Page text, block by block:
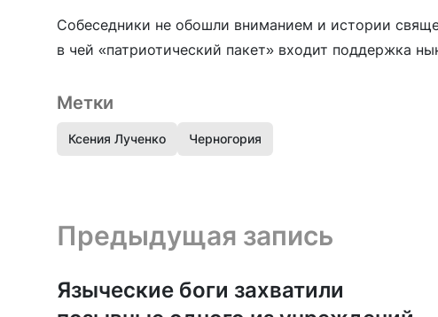
Собеседники не обошли вниманием и истории
в чей «патриотический пакет» входит поддержка
Метки
Ксения Лученко Черногория
Предыдущая запись и следующая запись
Предыдущая запись
Языческие боги захватили